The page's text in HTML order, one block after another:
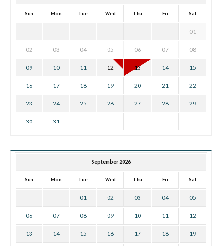
Sun Mon Tue Wed Thu Fri Sat
01
02 03 04 05 06 07 08
09 10 11 12 13 14 15
16 17 18 19 20 21 22
23 24 25 26 27 28 29
30 31
September 2026
Sun Mon Tue Wed Thu Fri Sat
01 02 03 04 05
06 07 08 09 10 11 12
13 14 15 16 17 18 19